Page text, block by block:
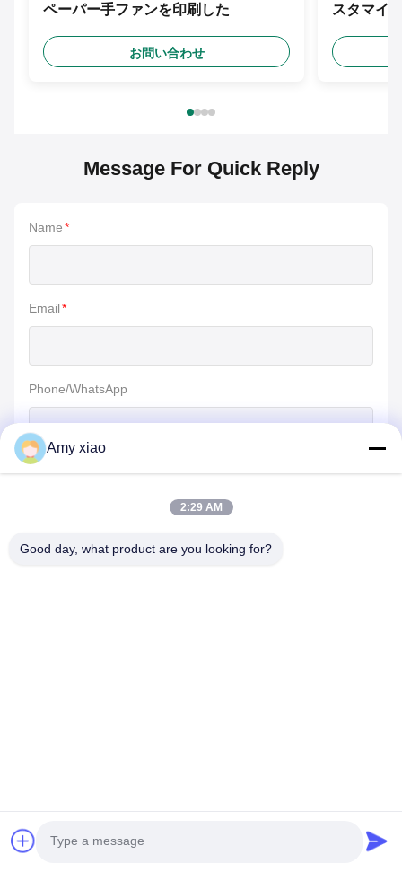
ペーパー手ファンを印刷した
お問い合わせ
スタマイ
Message For Quick Reply
Name*
Email*
Phone/WhatsApp
バンブー/木材/紙&生物分解可能なテーブルウェア 一所立ちの解決
Amy xiao
2:29 AM
Good day, what product are you looking for?